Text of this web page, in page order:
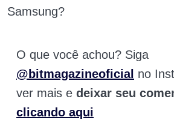
Samsung?
O que você achou? Siga
@bitmagazineoficial no
ver mais e deixar seu
clicando aqui